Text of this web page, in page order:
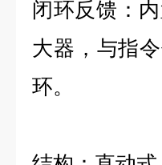
闭环反馈：
大器，与指
环。